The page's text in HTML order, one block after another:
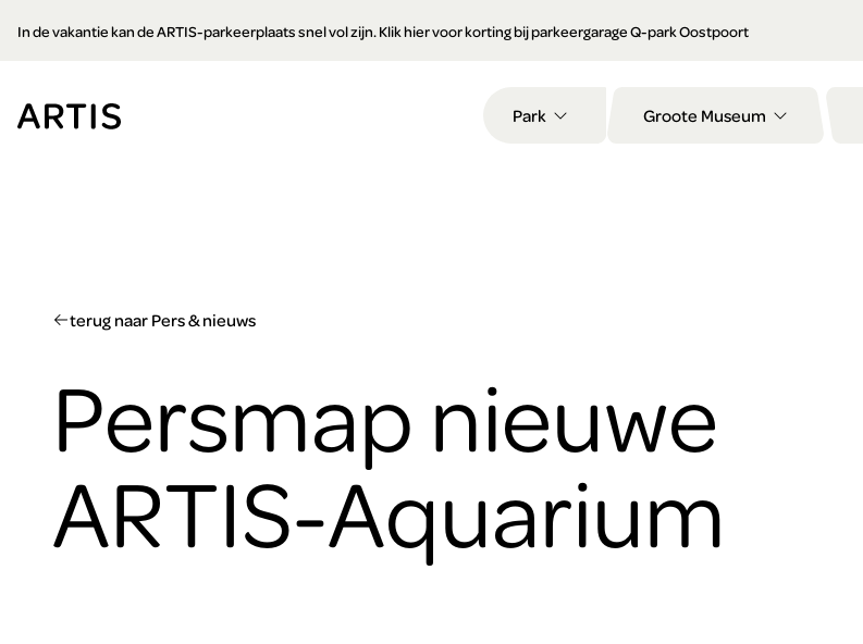
Ga naar
zoeken
In de vakantie kan de ARTIS-parkeerplaats snel vol zijn. Klik hier voor korting bij parkeergarage Q-park Oostpoort
Park Groote Museum
terug naar Pers & nieuws
Persmap nieuwe
ARTIS-Aquarium